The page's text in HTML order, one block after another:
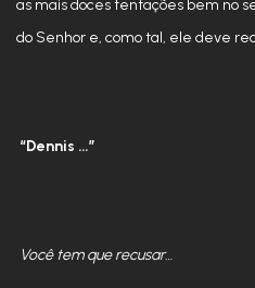
as mais doces tentações bem no
do Senhor e, como tal, ele deve
“Dennis …”
Você tem que recusar…